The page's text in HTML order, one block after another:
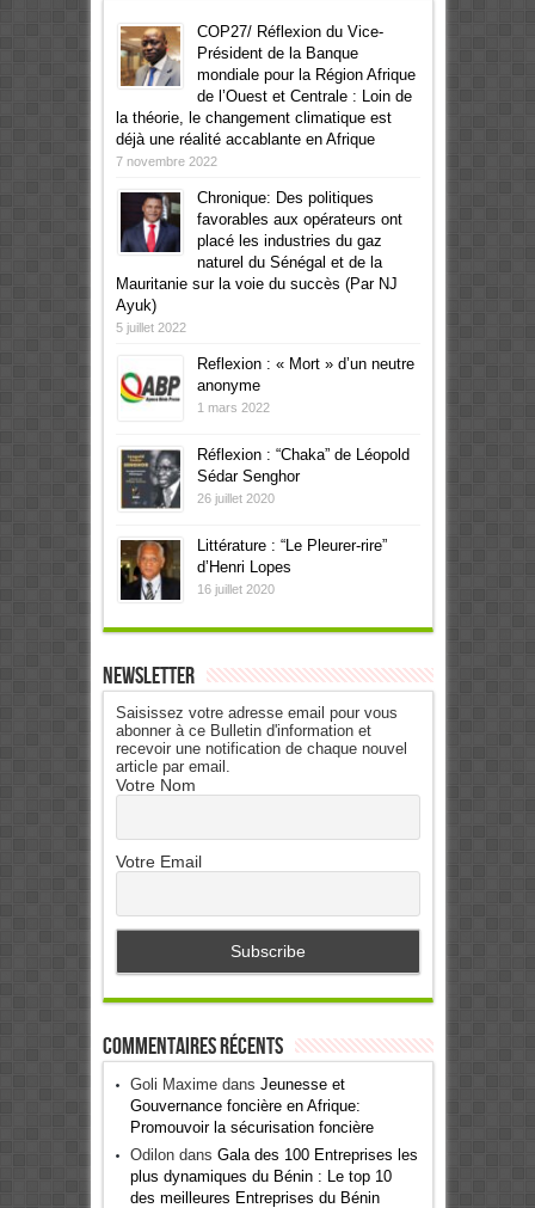
COP27/ Réflexion du Vice-
Président de la Banque
mondiale pour la Région Afrique
de l’Ouest et Centrale : Loin de
la théorie, le changement climatique est
déjà une réalité accablante en Afrique
7 novembre 2022
Chronique: Des politiques
favorables aux opérateurs ont
placé les industries du gaz
naturel du Sénégal et de la
Mauritanie sur la voie du succès (Par NJ
Ayuk)
5 juillet 2022
Reflexion : « Mort » d’un neutre
anonyme
1 mars 2022
Réflexion : “Chaka” de Léopold
Sédar Senghor
26 juillet 2020
Littérature : “Le Pleurer-rire”
d’Henri Lopes
16 juillet 2020
Newsletter
Saisissez votre adresse email pour vous
abonner à ce Bulletin d'information et
recevoir une notification de chaque nouvel
article par email.
Votre Nom
Votre Email
Commentaires récents
Goli Maximedans Jeunesse et
Gouvernance foncière en Afrique:
Promouvoir la sécurisation foncière
Odilondans Gala des 100 Entreprises les
plus dynamiques du Bénin : Le top 10
des meilleures Entreprises du Bénin